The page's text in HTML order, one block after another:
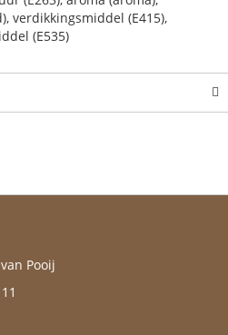
verdikkingsmiddel (E415),
(E535)
Pooij